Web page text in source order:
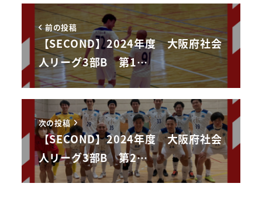
前の投稿
【SECOND】2024年度 大阪府社会
人リーグ3部B 第1…
次の投稿
【SECOND】2024年度 大阪府社会
人リーグ3部B 第2…